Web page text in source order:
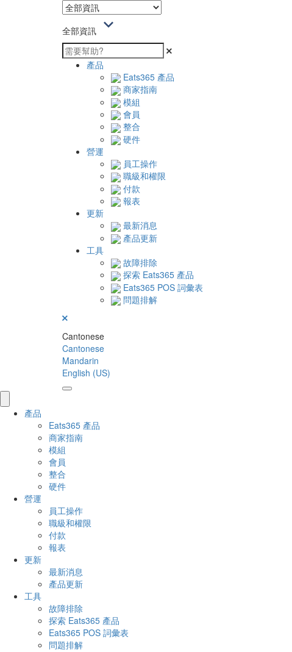
全部資訊
產品
Eats365 產品
商家指南
模組
會員
整合
硬件
營運
員工操作
職級和權限
付款
報表
更新
最新消息
產品更新
工具
故障排除
探索 Eats365 產品
Eats365 POS 詞彙表
問題排解
Cantonese
Cantonese
Mandarin
English (US)
產品
Eats365 產品
商家指南
模組
會員
整合
硬件
營運
員工操作
職級和權限
付款
報表
更新
最新消息
產品更新
工具
故障排除
探索 Eats365 產品
Eats365 POS 詞彙表
問題排解